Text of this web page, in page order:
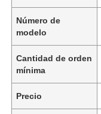
Número de
modelo
Cantidad de orden
mínima
Precio